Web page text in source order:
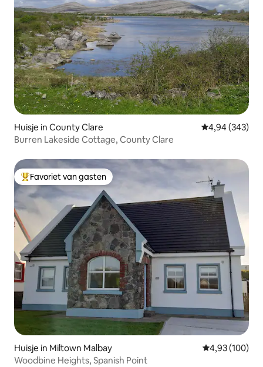
Huisje in County Clare Gemiddelde
4,94 (343)
Burren Lakeside Cottage, County Clare
Topfavoriet van gasten
Favoriet van gasten
Huisje in Miltown Malbay Gemiddelde
4,93 (100)
Woodbine Heights, Spanish Point